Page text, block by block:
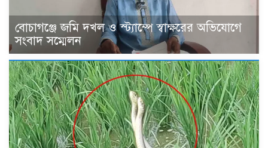
বোচাগঞ্জে জমি দখল ও স্ট্যাম্পে স্বাক্ষরের অভিযোগে
সংবাদ সম্মেলন